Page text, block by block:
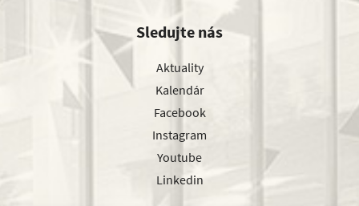
Sledujte nás
Aktuality
Kalendár
Facebook
Instagram
Youtube
Linkedin